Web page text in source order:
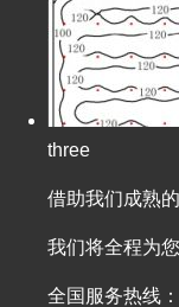
three
借助我们成熟
我们将全程为
全国服务热线：